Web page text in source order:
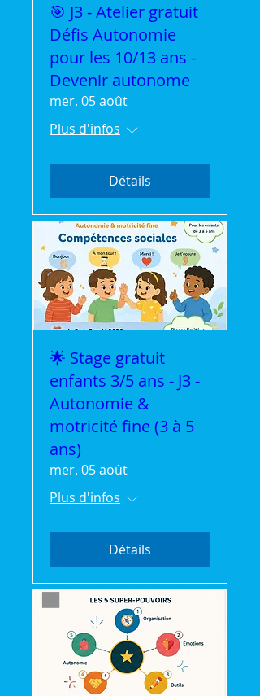
🎯 J3 - Atelier gratuit
Défis Autonomie
pour les 10/13 ans -
Devenir autonome
mer. 05 août
Plus d'infos
Détails
🌟 Stage gratuit
enfants 3/5 ans - J3 -
Autonomie &
motricité fine (3 à 5
ans)
mer. 05 août
Plus d'infos
Détails